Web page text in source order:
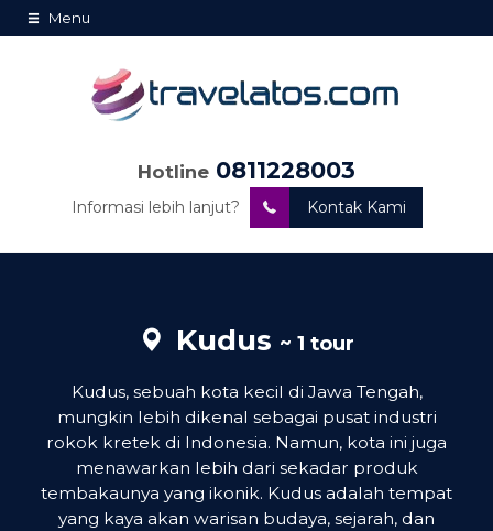
Menu
Hotline 0811228003
Informasi lebih lanjut? Kontak Kami
Kudus ~ 1 tour
Kudus, sebuah kota kecil di Jawa Tengah,
mungkin lebih dikenal sebagai pusat industri
rokok kretek di Indonesia. Namun, kota ini juga
menawarkan lebih dari sekadar produk
tembakaunya yang ikonik. Kudus adalah tempat
yang kaya akan warisan budaya, sejarah, dan